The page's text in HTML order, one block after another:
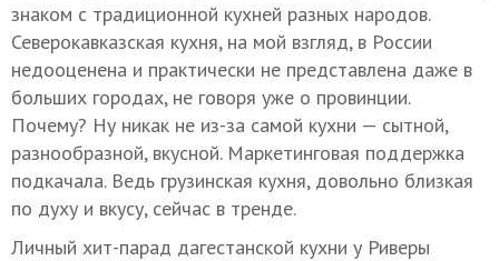
знаком с традиционной кухней разных народов.
Северокавказская кухня, на мой взгляд, в России
недооценена и практически не представлена даже в
больших городах, не говоря уже о провинции.
Почему? Ну никак не из-за самой кухни — сытной,
разнообразной, вкусной. Маркетинговая поддержка
подкачала. Ведь грузинская кухня, довольно близкая
по духу и вкусу, сейчас в тренде.
Личный хит-парад дагестанской кухни у Риверы